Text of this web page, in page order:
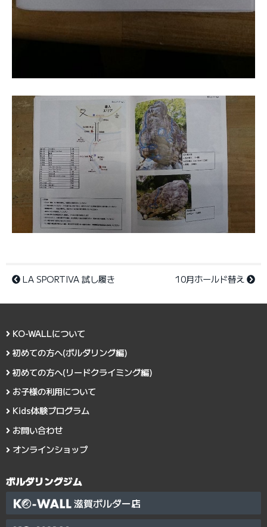
LA SPORTIVA 試し履き 10月ホールド替え
KO-WALLについて
初めての方へ(ボルダリング編)
初めての方へ(リードクライミング編)
お子様の利用について
Kids体験プログラム
お問い合わせ
オンラインショップ
ボルダリングジム
滋賀ボルダー店